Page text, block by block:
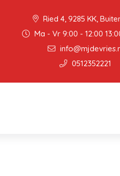
Ried 4, 9285 KK,
Ma - Vr 9:00 - 12:00
0512352221